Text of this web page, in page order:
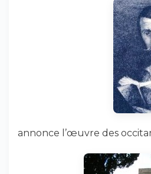
annonce l’œuvre des